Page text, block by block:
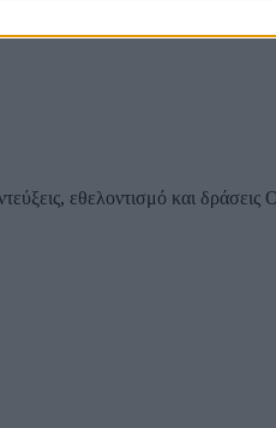
εθελοντισμό και δράσεις